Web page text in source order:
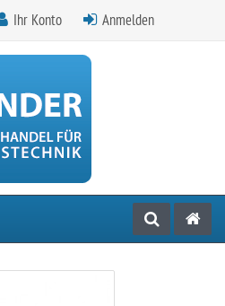
Ihr Konto Anmelden